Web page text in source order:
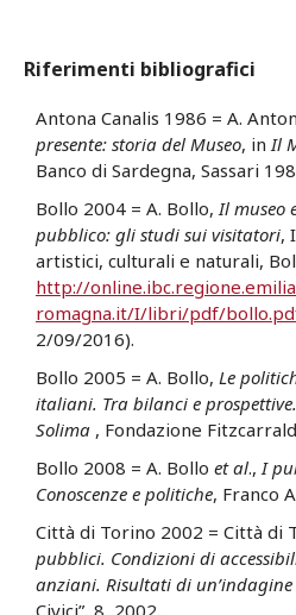
Riferimenti bibliografici
Antona Canalis 1986 = A.
presente: storia del Museo, in Il
Banco di Sardegna, Sassari
Bollo 2004 = A. Bollo, Il museo
pubblico: gli studi sui visitatori,
artistici, culturali e naturali,
http://
romagna.it/I/libri/pdf/
2/09/2016).
Bollo 2005 = A. Bollo, Le
italiani. Tra bilanci e
Solima , Fondazione
Bollo 2008 = A. Bollo et al., I
Conoscenze e politiche, Franco
Città di Torino 2002 = Città di
pubblici. Condizioni di
anziani. Risultati di un’indagine
Civici”, 8, 2002,